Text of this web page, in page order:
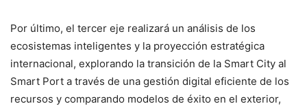
Por último, el tercer eje realizará un análisis de los
ecosistemas inteligentes y la proyección estratégica
internacional, explorando la transición de la Smart City al
Smart Port a través de una gestión digital eficiente de los
recursos y comparando modelos de éxito en el exterior,